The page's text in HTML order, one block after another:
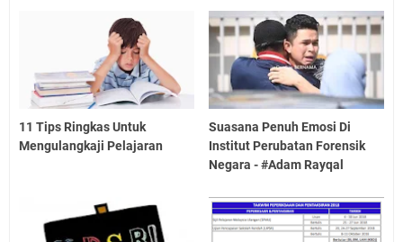
11 Tips Ringkas Untuk
Mengulangkaji Pelajaran
Suasana Penuh Emosi Di
Institut Perubatan Forensik
Negara - #Adam Rayqal